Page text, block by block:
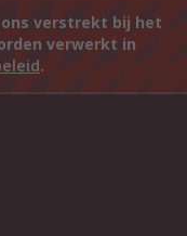
ons verstrekt bij het
verwerkt in
.